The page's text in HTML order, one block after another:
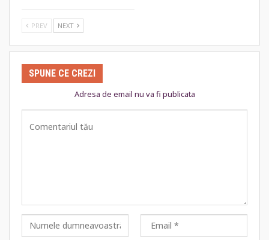
PREV NEXT
SPUNE CE CREZI
Adresa de email nu va fi publicata